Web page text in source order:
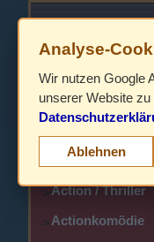
HOME
>
> Action
>Action / Thriller
>Actionkomödie
Analyse-
Wir nutzen Google
unserer Website
Ablehnen